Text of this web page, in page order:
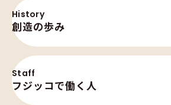
History
創造の歩み
Staff
フジッコで働く人